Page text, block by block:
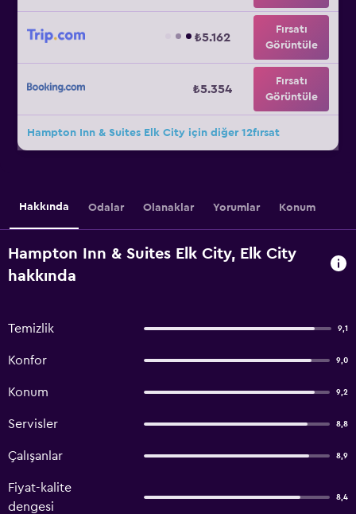
₺5.162
Fırsatı
Görüntüle
₺5.354
Fırsatı
Görüntüle
Hampton Inn & Suites Elk City için diğer 12fırsat
Hakkında Odalar Olanaklar Yorumlar Konum
Hampton Inn & Suites Elk City, Elk City
hakkında
Temizlik 9,1
Konfor 9,0
Konum 9,2
Servisler 8,8
Çalışanlar 8,9
Fiyat-kalite
dengesi
8,4